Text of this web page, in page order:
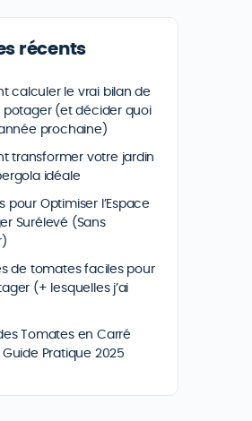
récents
calculer le vrai bilan de
potager (et décider quoi
prochaine)
transformer votre jardin
idéale
pour Optimiser l’Espace
Surélevé (Sans
de tomates faciles pour
(+ lesquelles j’ai
Tomates en Carré
Guide Pratique 2025